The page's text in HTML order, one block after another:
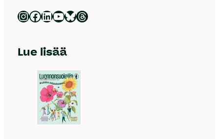
Luonnonsuojeluliitto Instagramissa Luonnonsuojeluliitto Facebookissa Luonnonsuojeluliitto LinkedInissä Luonnonsuojeluliiton YouTube-kanava Luonnonsuojeluliitto Blueskyssa Luonnonsuojeluliitto Threadsissa
Lue lisää